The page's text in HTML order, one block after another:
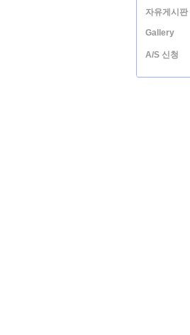
자유게시판
Gallery
A/S 신청